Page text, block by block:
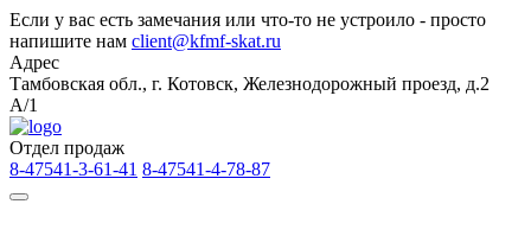
Если у вас есть замечания или что-то не устроило - просто
напишите нам client@kfmf-skat.ru
Адрес
Тамбовская обл., г. Котовск, Железнодорожный проезд, д.2
А/1
Отдел продаж
8-47541-3-61-41 8-47541-4-78-87